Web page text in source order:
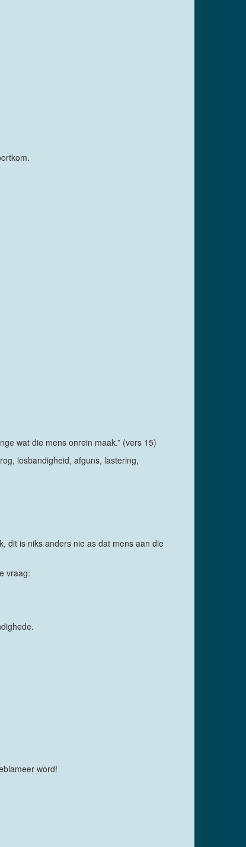
wat die mens onrein maak.” (vers 15)
losbandigheid, afguns, lastering,
dit is niks anders nie as dat mens aan die
vraag:
word!